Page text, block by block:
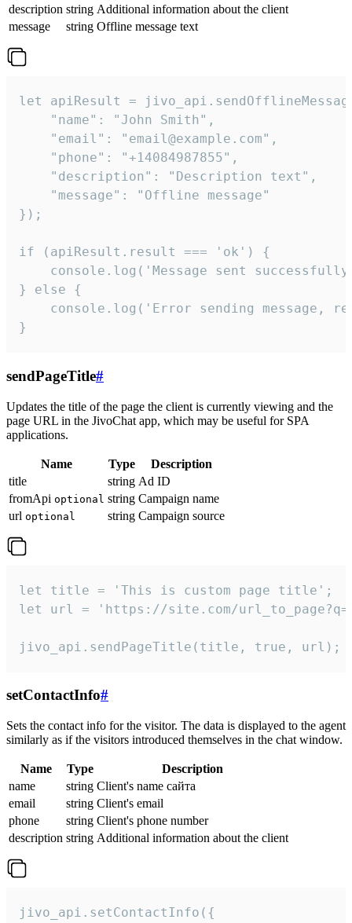
description string Additional information about the client
message
string Offline message text
let apiResult =
    "name": "John Smith",
    "email": "email@example.com",
    "phone": "+14084987855",
    "description": "Description text",
    "message": "Offline message"
});
if (apiResult.result === 'ok') {
console.log('Message sent
} else {
console.log('Error sending message,
}
sendPageTitle#
Updates the title of the page the client is currently viewing and the
page URL in the JivoChat app, which may be useful for SPA
applications.
Name Type
Description
title
string Ad ID
fromApi optional string Campaign name
url optional string Campaign source
let title = 'This is custom page title';
let url = 'https://site.com/
jivo_api.sendPageTitle(title, true, url);
setContactInfo#
Sets the contact info for the visitor. The data is displayed to the agent
similarly as if the visitors introduced themselves in the chat window.
Name Type
Description
name
string Client's name сайта
email
string Client's email
phone
string Client's phone number
description string Additional information about the client
jivo_api.setContactInfo({